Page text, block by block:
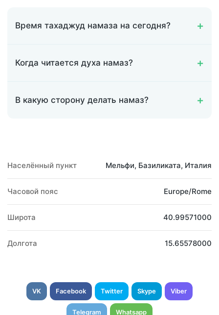
Время тахаджуд намаза на сегодня?
Когда читается духа намаз?
В какую сторону делать намаз?
Населённый пункт Мельфи, Базиликата, Италия
Часовой пояс Europe/Rome
Широта 40.99571000
Долгота 15.65578000
VK Facebook Twitter Skype Viber
Telegram Whatsapp